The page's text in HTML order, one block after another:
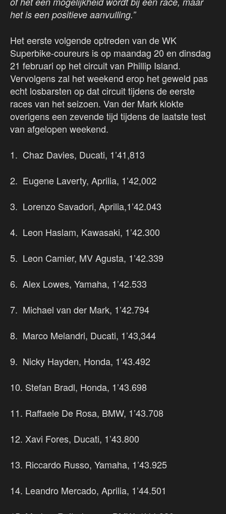
het is een positieve aanvulling.”
Het eerste volgende optreden van de WK
Superbike-coureurs is op maandag 20 en dinsdag
21 februari op het circuit van Phillip Island.
Vervolgens zal het weekend erop het geweld pas
echt losbarsten op dat circuit tijdens de eerste
races van het seizoen. Van der Mark klokte
overigens een zevende tijd tijdens de laatste test
van afgelopen weekend.
1. Chaz Davies, Ducati, 1’41,813
2. Eugene Laverty, Aprilia, 1’42,002
3. Lorenzo Savadori, Aprilia,1’42.043
4. Leon Haslam, Kawasaki, 1’42.300
5. Leon Camier, MV Agusta, 1’42.339
6. Alex Lowes, Yamaha, 1’42.533
7. Michael van der Mark, 1’42.794
8. Marco Melandri, Ducati, 1’43,344
9. Nicky Hayden, Honda, 1’43.492
10. Stefan Bradl, Honda, 1’43.698
11. Raffaele De Rosa, BMW, 1’43.708
12. Xavi Fores, Ducati, 1’43.800
13. Riccardo Russo, Yamaha, 1’43.925
14. Leandro Mercado, Aprilia, 1’44.501